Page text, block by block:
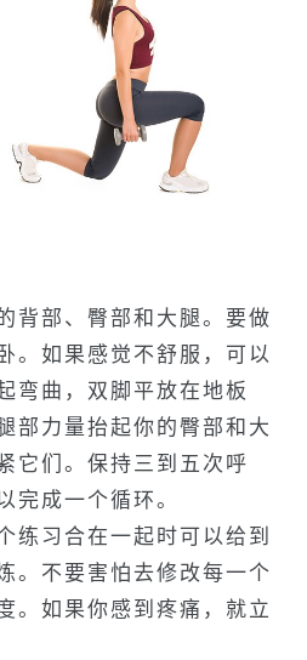
背部、臀部和大腿。要做
。如果感觉不舒服，可以
弯曲，双脚平放在地板
部力量抬起你的臀部和大
它们。保持三到五次呼
完成一个循环。
练习合在一起时可以给到
。不要害怕去修改每一个
。如果你感到疼痛，就立